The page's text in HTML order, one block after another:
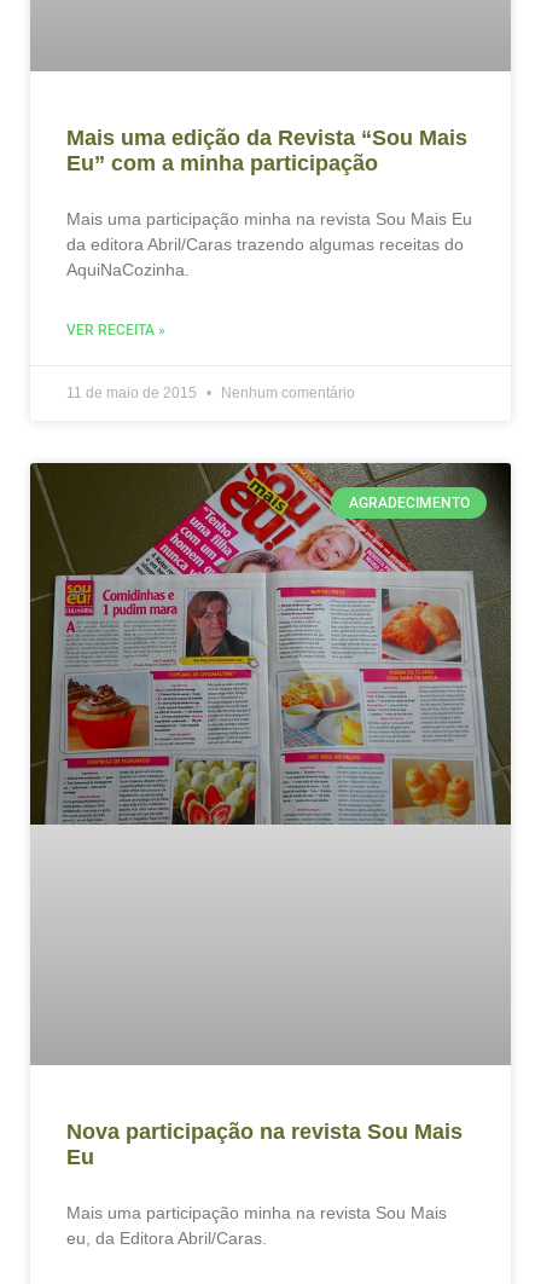
Mais uma edição da Revista “Sou Mais
Eu” com a minha participação
Mais uma participação minha na revista Sou Mais Eu
da editora Abril/Caras trazendo algumas receitas do
AquiNaCozinha.
VER RECEITA »
11 de maio de 2015 Nenhum comentário
AGRADECIMENTO
Nova participação na revista Sou Mais
Eu
Mais uma participação minha na revista Sou Mais
eu, da Editora Abril/Caras.